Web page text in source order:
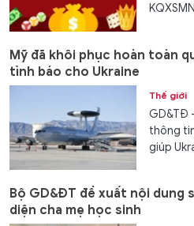
Mỹ đã khôi phục hoàn toàn
tình báo cho Ukraine
Thế giới
GD&TĐ
thông
giúp
Bộ GD&ĐT đề xuất nội dung
diện cha mẹ học sinh